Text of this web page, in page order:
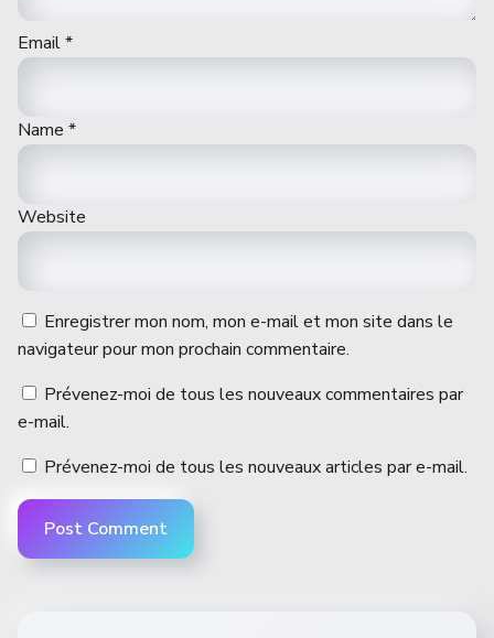
Email*
Name *
Website
Enregistrer mon nom, mon e-mail et mon site dans le
navigateur pour mon prochain commentaire.
Prévenez-moi de tous les nouveaux commentaires par
e-mail.
Prévenez-moi de tous les nouveaux articles par e-mail.